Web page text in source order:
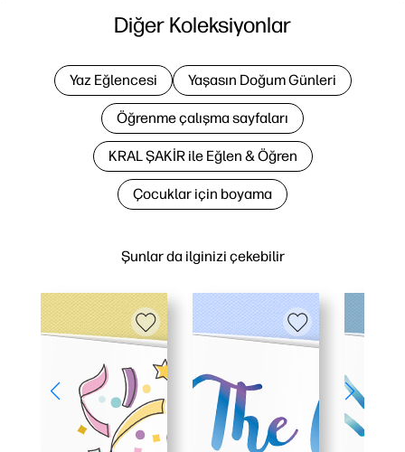
Şunlar da ilginizi çekebilir
Diğer Koleksiyonlar
Yaz Eğlencesi Yaşasın Doğum Günleri
Öğrenme çalışma sayfaları
KRAL ŞAKİR ile Eğlen & Öğren
Çocuklar için boyama